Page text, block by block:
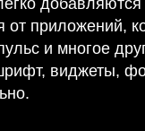
от приложений,
и многое
виджеты,